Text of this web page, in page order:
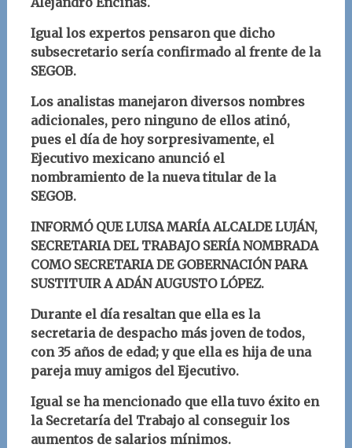
Igual los expertos pensaron que dicho
subsecretario sería confirmado al frente de la
SEGOB.
Los analistas manejaron diversos nombres
adicionales, pero ninguno de ellos atinó,
pues el día de hoy sorpresivamente, el
Ejecutivo mexicano anunció el
nombramiento de la nueva titular de la
SEGOB.
INFORMÓ QUE LUISA MARÍA ALCALDE LUJÁN,
SECRETARIA DEL TRABAJO SERÍA NOMBRADA
COMO SECRETARIA DE GOBERNACIÓN PARA
SUSTITUIR A ADÁN AUGUSTO LÓPEZ.
Durante el día resaltan que ella es la
secretaria de despacho más joven de todos,
con 35 años de edad; y que ella es hija de una
pareja muy amigos del Ejecutivo.
Igual se ha mencionado que ella tuvo éxito en
la Secretaría del Trabajo al conseguir los
aumentos de salarios mínimos.